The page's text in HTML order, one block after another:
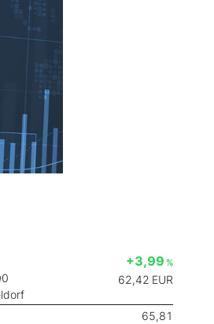
+3,99 %
62,42 EUR
65,81